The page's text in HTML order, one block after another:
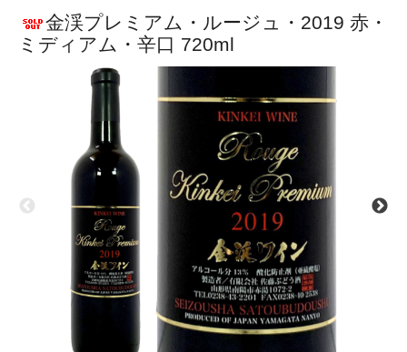
金渓プレミアム・ルージュ・2019 赤・
ミディアム・辛口 720ml